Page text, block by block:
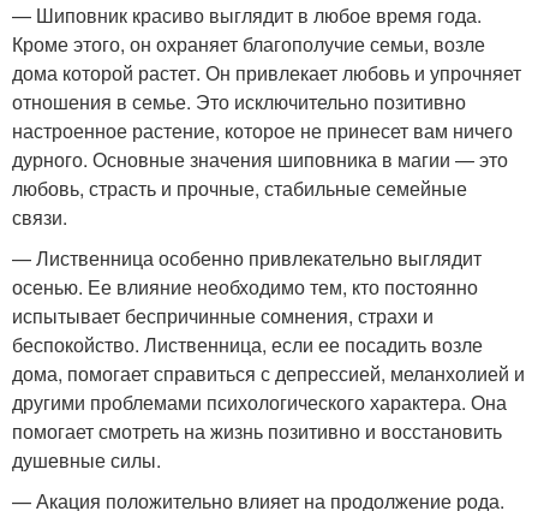
— Шиповник красиво выглядит в любое время года.
Кроме этого, он охраняет благополучие семьи, возле
дома которой растет. Он привлекает любовь и упрочняет
отношения в семье. Это исключительно позитивно
настроенное растение, которое не принесет вам ничего
дурного. Основные значения шиповника в магии — это
любовь, страсть и прочные, стабильные семейные
связи.
— Лиственница особенно привлекательно выглядит
осенью. Ее влияние необходимо тем, кто постоянно
испытывает беспричинные сомнения, страхи и
беспокойство. Лиственница, если ее посадить возле
дома, помогает справиться с депрессией, меланхолией и
другими проблемами психологического характера. Она
помогает смотреть на жизнь позитивно и восстановить
душевные силы.
— Акация положительно влияет на продолжение рода.